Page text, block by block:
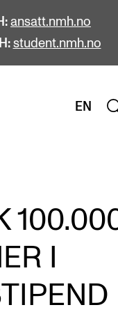
ansatt.nmh.no
student.nmh.no
EN
I